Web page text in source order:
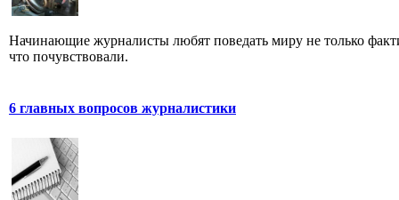
Начинающие журналисты любят поведать миру не только
что почувствовали.
6 главных вопросов журналистики